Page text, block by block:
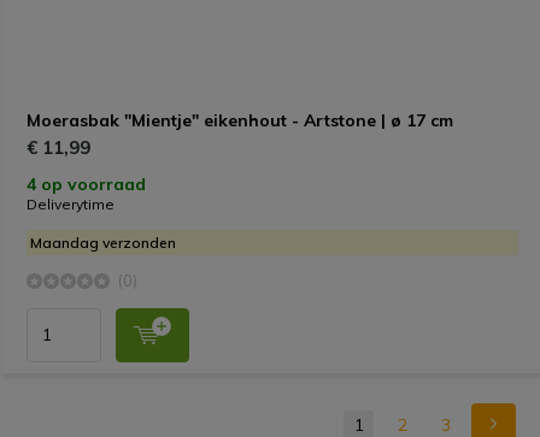
Moerasbak "Mientje" eikenhout - Artstone | ø 17 cm
€ 11,99
4 op voorraad
Deliverytime
Maandag verzonden
(0)
1 2 3